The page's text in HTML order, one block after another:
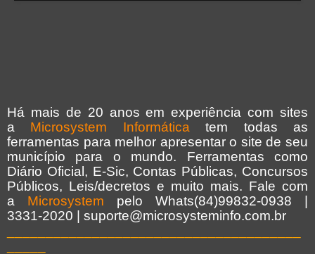
Há mais de 20 anos em experiência com sites
a Microsystem Informáticatem todas as
ferramentas para melhor apresentar o site de seu
município para o mundo. Ferramentas como
Diário Oficial, E-Sic, Contas Públicas, Concursos
Públicos, Leis/decretos e muito mais. Fale com
a Microsystem pelo Whats(84)99832-0938 |
3331-2020 | suporte@microsysteminfo.com.br